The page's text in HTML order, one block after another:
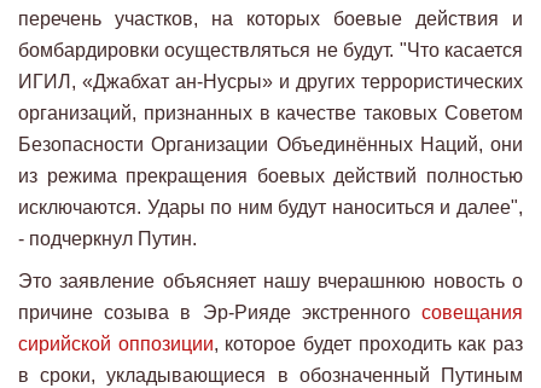
перечень участков, на которых боевые действия и
бомбардировки осуществляться не будут. "Что касается
ИГИЛ, «Джабхат ан-Нусры» и других террористических
организаций, признанных в качестве таковых Советом
Безопасности Организации Объединённых Наций, они
из режима прекращения боевых действий полностью
исключаются. Удары по ним будут наноситься и далее",
- подчеркнул Путин.
Это заявление объясняет нашу вчерашнюю новость о
причине созыва в Эр-Рияде экстренного совещания
сирийской оппозиции, которое будет проходить как раз
в сроки, укладывающиеся в обозначенный Путиным